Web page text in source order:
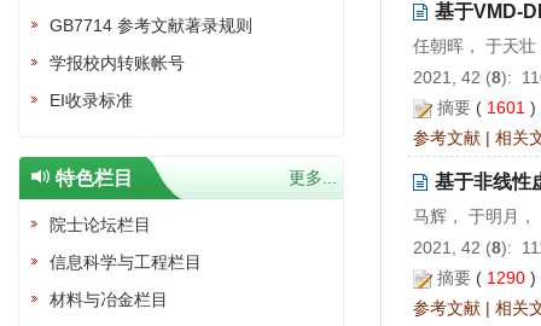
基于VMD-
任朝晖， 于天
2021, 42 (8):
摘要 ( 1601
参考文献 | 相关
基于非线性
马辉， 于明月
2021, 42 (8):
摘要 ( 1290
参考文献 | 相关
GB7714 参考文献著录规则
学报校内转账帐号
EI收录标准
特色栏目 更多...
院士论坛栏目
信息科学与工程栏目
材料与冶金栏目